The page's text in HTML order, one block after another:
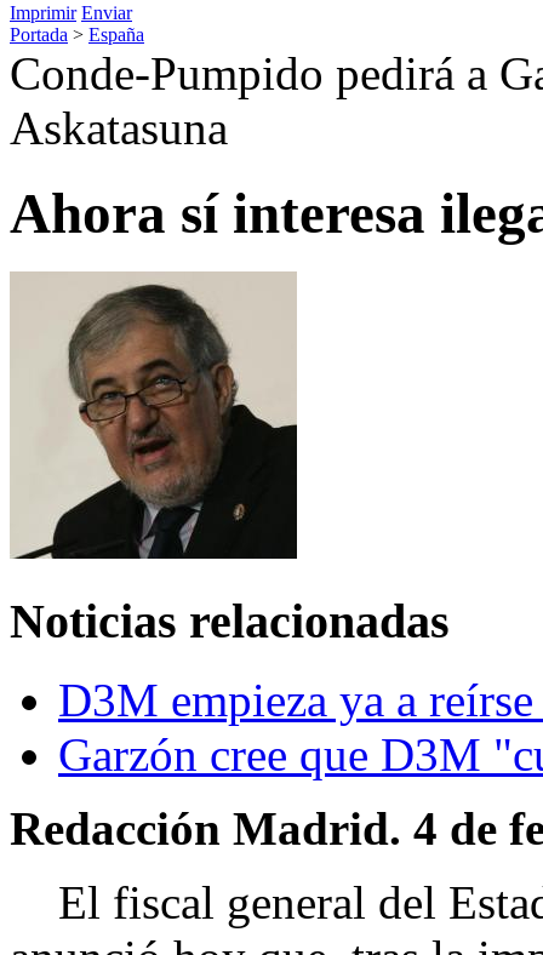
Imprimir Enviar
Portada > España
Conde-Pumpido pedirá a
Askatasuna
Ahora sí interesa
Noticias relacionadas
D3M empieza ya a
Garzón cree que D3M
Redacción Madrid. 4 de
El fiscal general del